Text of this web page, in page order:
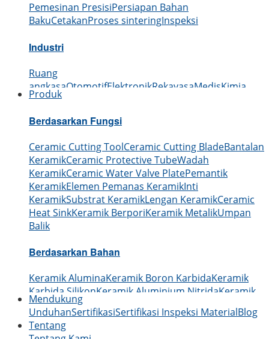
Pemesinan PresisiPersiapan Bahan
BakuCetakanProses sinteringInspeksi
Industri
Ruang
angkasaOtomotifElektronikRekayasaMedisKimia
Produk
Berdasarkan Fungsi
Ceramic Cutting ToolCeramic Cutting BladeBantalan
KeramikCeramic Protective TubeWadah
KeramikCeramic Water Valve PlatePemantik
KeramikElemen Pemanas KeramikInti
KeramikSubstrat KeramikLengan KeramikCeramic
Heat SinkKeramik BerporiKeramik MetalikUmpan
Balik
Berdasarkan Bahan
Keramik AluminaKeramik Boron KarbidaKeramik
Karbida SilikonKeramik Aluminium NitridaKeramik
Silikon Nitrida
Keramik Zirkonia
Keramik Boron
NitridaKeramik Berilium Oksida
Mendukung
UnduhanSertifikasiSertifikasi Inspeksi MaterialBlog
Tentang